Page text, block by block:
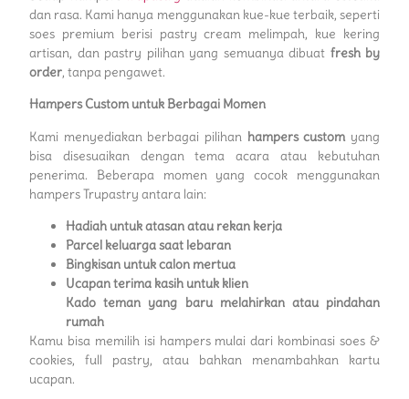
dan rasa. Kami hanya menggunakan kue-kue terbaik, seperti
soes premium berisi pastry cream melimpah, kue kering
artisan, dan pastry pilihan yang semuanya dibuat fresh by
order, tanpa pengawet.
Hampers Custom untuk Berbagai Momen
Kami menyediakan berbagai pilihan hampers customyang
bisa disesuaikan dengan tema acara atau kebutuhan
penerima. Beberapa momen yang cocok menggunakan
hampers Trupastry antara lain:
Hadiah untuk atasan atau rekan kerja
Parcel keluarga saat lebaran
Bingkisan untuk calon mertua
Ucapan terima kasih untuk klien
Kado teman yang baru melahirkan atau pindahan
rumah
Kamu bisa memilih isi hampers mulai dari kombinasi soes &
cookies, full pastry, atau bahkan menambahkan kartu
ucapan.